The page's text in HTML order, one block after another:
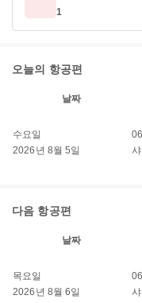
1
오늘의 항공편
날짜
수요일
2026년 8월 5일
다음 항공편
날짜
목요일
2026년 8월 6일